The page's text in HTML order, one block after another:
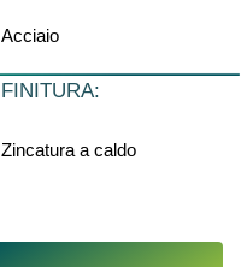
Acciaio
FINITURA:
Zincatura a caldo